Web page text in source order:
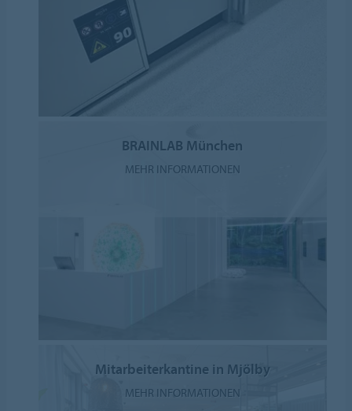
BRAINLAB München
MEHR INFORMATIONEN
Mitarbeiterkantine in Mjölby
MEHR INFORMATIONEN